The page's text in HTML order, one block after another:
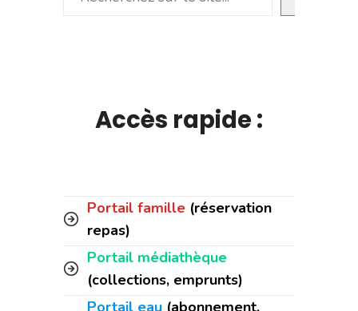
Accès rapide :
Portail famille (réservation
repas)
Portail médiathèque
(collections, emprunts)
Portail eau (abonnement,